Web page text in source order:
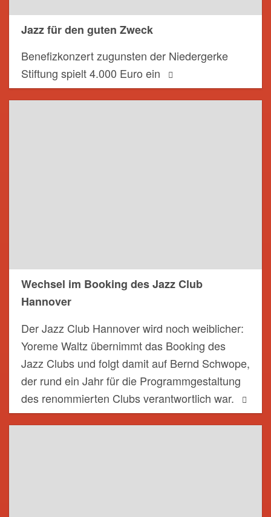
Jazz für den guten Zweck
Benefizkonzert zugunsten der Niedergerke
Stiftung spielt 4.000 Euro ein
Wechsel im Booking des Jazz Club
Hannover
Der Jazz Club Hannover wird noch weiblicher:
Yoreme Waltz übernimmt das Booking des
Jazz Clubs und folgt damit auf Bernd Schwope,
der rund ein Jahr für die Programmgestaltung
des renommierten Clubs verantwortlich war.